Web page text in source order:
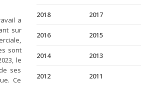
a
sur
sont
le
ses
Ce
2018 2017
2016 2015
2014 2013
2012 2011